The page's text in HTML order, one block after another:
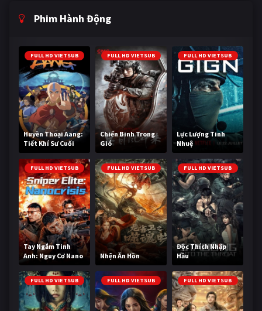
Phim Hành Động
FULL HD VIETSUB
Huyền Thoại Aang:
Tiết Khí Sư Cuối
Cùng
FULL HD VIETSUB
Chiến Binh Trong
Gió
FULL HD VIETSUB
Lực Lượng Tinh
Nhuệ
FULL HD VIETSUB
Tay Ngắm Tinh
Anh: Nguy Cơ Nano
FULL HD VIETSUB
Nhện Ăn Hồn
FULL HD VIETSUB
Độc Thích Nhập
Hầu
FULL HD VIETSUB FULL HD VIETSUB FULL HD VIETSUB